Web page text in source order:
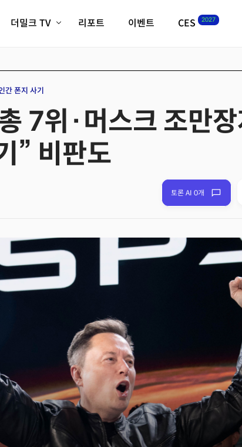
더밀크 TV
크리스의 뉴욕 시그널
더밀크 아카데미
더웨이브/트렌드쇼
리포트 이벤트 CES 2027
필드 가이드
CES2027 with
간 폰지 사기
7위·머스크 조만
” 비판도
토론 AI 0개
기사링크 복사